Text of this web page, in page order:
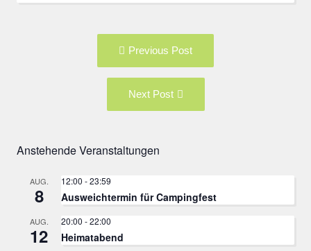
Previous Post
post:
Next Post
Post:
Anstehende Veranstaltungen
AUG.
8
12:00 -23:59
Ausweichtermin für Campingfest
AUG.
12
20:00 -22:00
Heimatabend